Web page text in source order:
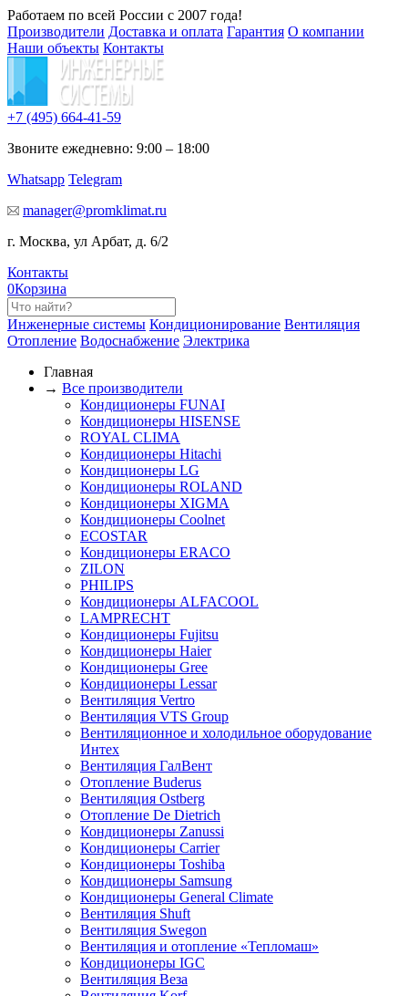
Работаем по всей России с 2007 года!
Производители Доставка и оплата Гарантия О компании
Наши объекты Контакты
+7 (495) 664-41-59
Звоните ежедневно: 9:00 – 18:00
Whatsapp Telegram
manager@promklimat.ru
г. Москва, ул Арбат, д. 6/2
Контакты
0Корзина
Инженерные системы Кондиционирование Вентиляция
Отопление Водоснабжение Электрика
Главная
→ Все производители
Кондиционеры FUNAI
Кондиционеры HISENSE
ROYAL CLIMA
Кондиционеры Hitachi
Кондиционеры LG
Кондиционеры ROLAND
Кондиционеры XIGMA
Кондиционеры Coolnet
ECOSTAR
Кондиционеры ERACO
ZILON
PHILIPS
Кондиционеры ALFACOOL
LAMPRECHT
Кондиционеры Fujitsu
Кондиционеры Haier
Кондиционеры Gree
Кондиционеры Lessar
Вентиляция Vertro
Вентиляция VTS Group
Вентиляционное и холодильное оборудование
Интех
Вентиляция ГалВент
Отопление Buderus
Вентиляция Ostberg
Отопление De Dietrich
Кондиционеры Zanussi
Кондиционеры Carrier
Кондиционеры Toshiba
Кондиционеры Samsung
Кондиционеры General Climate
Вентиляция Shuft
Вентиляция Swegon
Вентиляция и отопление «Тепломаш»
Кондиционеры IGC
Вентиляция Веза